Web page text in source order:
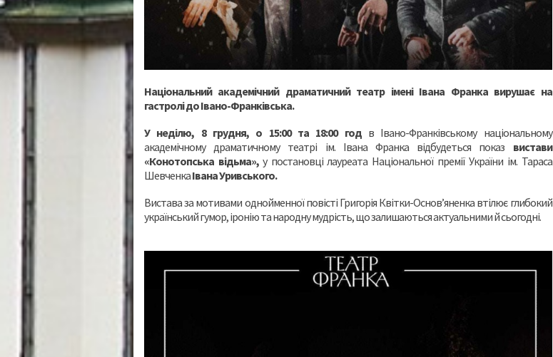
Національний академічний драматичний театр імені Івана Франка вирушає на
гастролі до Івано-Франківська.
У неділю, 8 грудня, о 15:00 та 18:00 годв Івано-Франківському національному
академічному драматичному театрі ім. Івана Франка відбудеться показ вистави
«Конотопська відьма»,у постановці лауреата Національної премії України ім. Тараса
ШевченкаІвана Уривського.
Вистава за мотивами однойменної повісті Григорія Квітки-Основ’яненка втілює глибокий
український гумор, іронію та народну мудрість, що залишаються актуальними й сьогодні.